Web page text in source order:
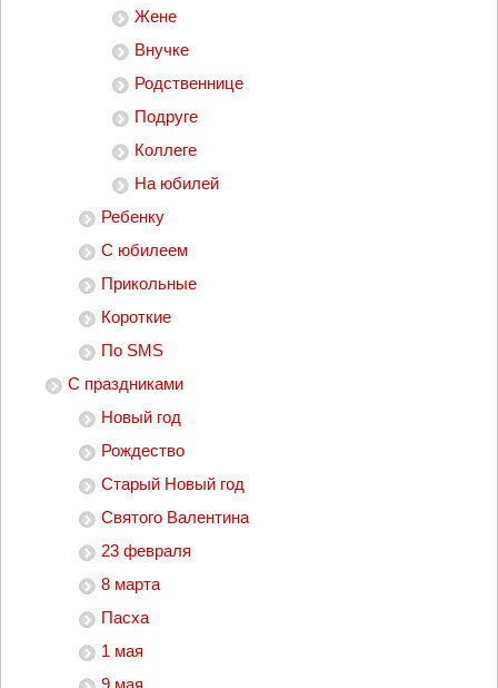
Жене
Внучке
Родственнице
Подруге
Коллеге
На юбилей
Ребенку
С юбилеем
Прикольные
Короткие
По SMS
С праздниками
Новый год
Рождество
Старый Новый год
Святого Валентина
23 февраля
8 марта
Пасха
1 мая
9 мая